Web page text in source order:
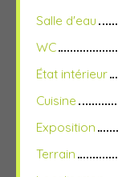
Salle d'eau
WC
État intérieur
Cuisine
Exposition
Terrain